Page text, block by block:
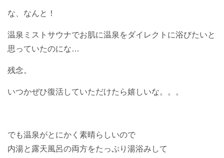
な、なんと！
温泉ミストサウナでお肌に温泉をダイレクトに浴びたいと
思っていたのにな…
残念。
いつかぜひ復活していただけたら嬉しいな。。。
でも温泉がとにかく素晴らしいので
内湯と露天風呂の両方をたっぷり湯浴みして